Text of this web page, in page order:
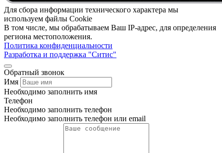
Для сбора информации технического характера мы
используем файлы Cookie
В том числе, мы обрабатываем Ваш IP-адрес, для определения
региона местоположения.
Политика конфиденциальности
Разработка и поддержка "Ситис"
Обратный звонок
Имя
Необходимо заполнить имя
Телефон
Необходимо заполнить телефон
Необходимо заполнить телефон или email